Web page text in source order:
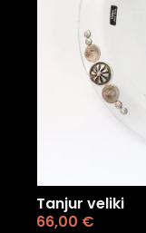
Tanjur veliki
66,00 €